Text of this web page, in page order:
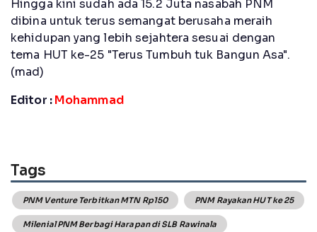
Hingga kini sudah ada 15.2 Juta nasabah PNM
dibina untuk terus semangat berusaha meraih
kehidupan yang lebih sejahtera sesuai dengan
tema HUT ke-25 "Terus Tumbuh tuk Bangun Asa".
(mad)
Editor :Mohammad
Tags
PNM Venture Terbitkan MTN Rp150 PNM Rayakan HUT ke 25
Milenial PNM Berbagi Harapan di SLB Rawinala